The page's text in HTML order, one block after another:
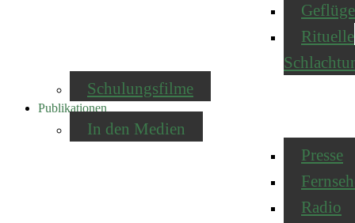
Rituelle
Schulungsfilme
Publikationen
In den Medien
Presse
Radio